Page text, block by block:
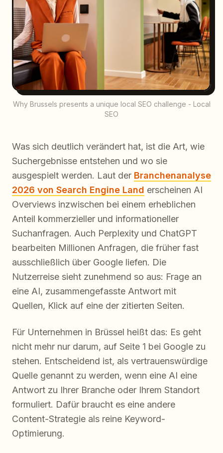
Why Brussels presents a unique local SEO challenge - Local
SEO
Was sich deutlich verändert hat, ist die Art, wie
Suchergebnisse entstehen und wo sie
ausgespielt werden. Laut der Branchenanalyse
2026 von Search Engine Land erscheinen AI
Overviews inzwischen bei einem erheblichen
Anteil kommerzieller und informationeller
Suchanfragen. Auch Perplexity und ChatGPT
bearbeiten Millionen Anfragen, die früher fast
ausschließlich über Google liefen. Die
Nutzerreise sieht zunehmend so aus: Frage an
eine AI, zusammengefasste Antwort mit
Quellen, Klick auf eine der zitierten Seiten.
Für Unternehmen in Brüssel heißt das: Es geht
nicht mehr nur darum, auf Seite 1 bei Google zu
stehen. Entscheidend ist, als vertrauenswürdige
Quelle genannt zu werden, wenn eine AI eine
Antwort zu Ihrer Branche oder Ihrem Standort
formuliert. Dafür braucht es eine andere
Content-Strategie als reine Keyword-
Optimierung.